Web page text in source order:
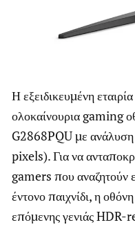
Η εξειδικευμένη
ολοκαίνουρια gaming
G2868PQU με
pixels). Για να
gamers που αναζητούν
έντονο παιχνίδι, η
επόμενης γενιάς